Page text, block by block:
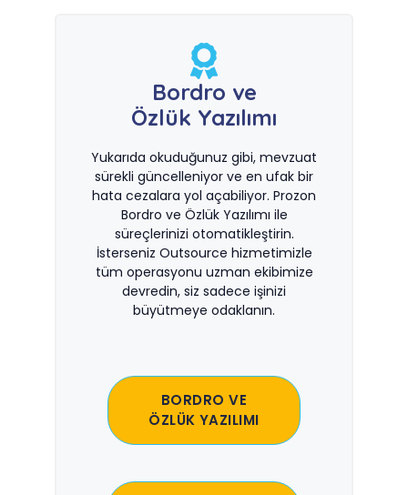
Bordro ve
Özlük Yazılımı
Yukarıda okuduğunuz gibi, mevzuat
sürekli güncelleniyor ve en ufak bir
hata cezalara yol açabiliyor. Prozon
Bordro ve Özlük Yazılımı ile
süreçlerinizi otomatikleştirin.
İsterseniz Outsource hizmetimizle
tüm operasyonu uzman ekibimize
devredin, siz sadece işinizi
büyütmeye odaklanın.
BORDRO VE
ÖZLÜK YAZILIMI